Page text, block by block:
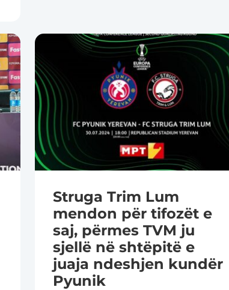
Struga Trim Lum
mendon për tifozët e
saj, përmes TVM ju
sjellë në shtëpitë e
juaja ndeshjen kundër
Pyunik